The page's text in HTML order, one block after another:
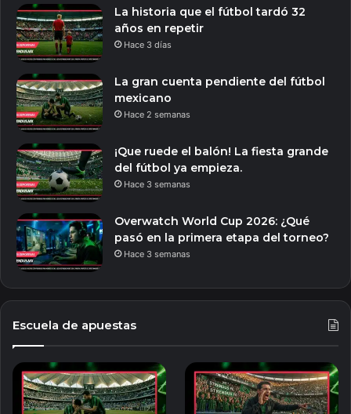
La historia que el fútbol tardó 32
años en repetir
Hace 3 días
La gran cuenta pendiente del fútbol
mexicano
Hace 2 semanas
¡Que ruede el balón! La fiesta grande
del fútbol ya empieza.
Hace 3 semanas
Overwatch World Cup 2026: ¿Qué
pasó en la primera etapa del torneo?
Hace 3 semanas
Escuela de apuestas